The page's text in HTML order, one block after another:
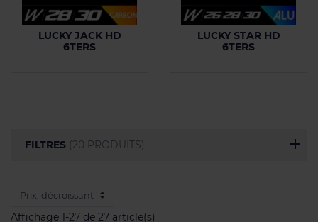
LUCKY JACK HD
6TERS
LUCKY STAR HD
6TERS
FILTRES (20 PRODUITS)
Affichage 1-27 de 27 article(s)